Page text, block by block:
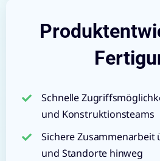
Schnelle
und Konstruktionsteams
Sichere Zusammenarbeit
und Standorte hinweg